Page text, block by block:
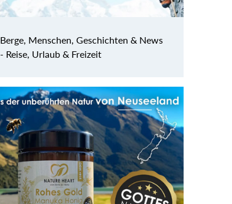
Berge, Menschen, Geschichten & News
- Reise, Urlaub & Freizeit